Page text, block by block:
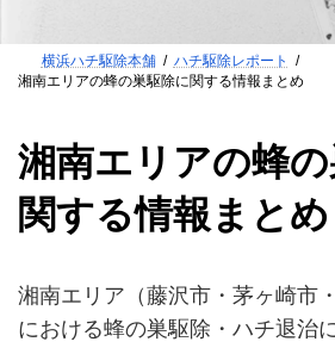
ッ
移
横浜ハチ駆除本舗
ハチ駆除レポート
湘南エリアの蜂の巣駆除に関する情報まとめ
湘南エリアの蜂
関する情報まとめ
湘南エリア（藤沢市・茅ヶ崎市
における蜂の巣駆除・ハチ退治